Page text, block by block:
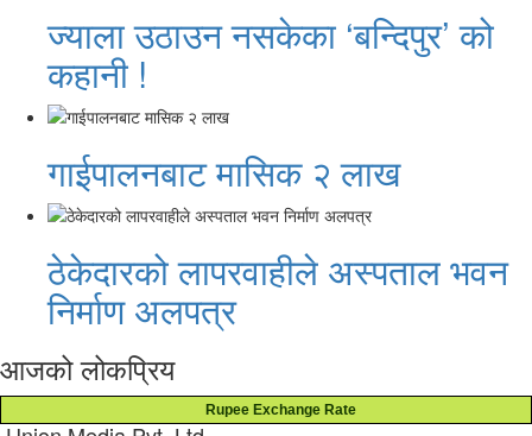
ज्याला उठाउन नसकेका ‘बन्दिपुर’ को
कहानी !
गाईपालनबाट मासिक २ लाख
ठेकेदारको लापरवाहीले अस्पताल भवन
निर्माण अलपत्र
आजको लोकप्रिय
Rupee Exchange Rate